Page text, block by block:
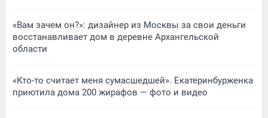
«Вам зачем он?»: дизайнер из Москвы за свои деньги
восстанавливает дом в деревне Архангельской
области
«Кто-то считает меня сумасшедшей». Екатеринбурженка
приютила дома 200 жирафов — фото и видео